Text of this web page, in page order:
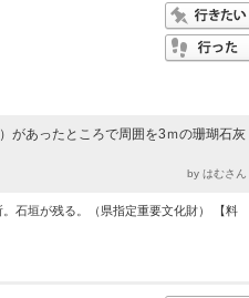
があったところで周囲を3ｍの珊瑚石灰
by はむさん
石垣が残る。（県指定重要文化財） 【料